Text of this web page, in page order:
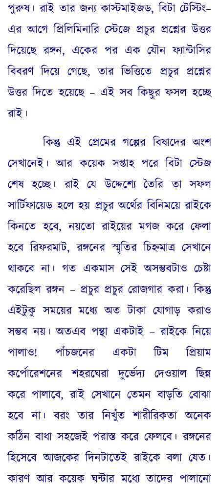
পুরুষ। রাই তার জন্য কাস্টমাইজড,বিটা টেস্টিং–
এর আগে প্রিলিমিনারি স্টেজে প্রচুর প্রশ্নের উত্তর
দিয়েছে রঙ্গন, একের পর এক যৌন ফ্যান্টাসির
বিবরণ দিয়ে গেছে,তার ভিত্তিতে প্রচুর প্রশ্নের
উত্তর দিতে হয়েছে – এই সব কিছুর ফসল হচ্ছে
রাই।
কিন্তু এই প্রেমের গল্পের বিষাদের অংশ
সেখানেই। আর কয়েক সপ্তাহ পরে বিটা স্টেজ
শেষ হচ্ছে। রাই যে উদ্দেশ্যে তৈরি তা সফল
সার্টিফায়েড হলে হয় প্রচুর অর্থের বিনিময়ে রাইকে
কিনতে হবে,নয়তো রাইয়ের মগজ করে ফেলা
হবে রিফরমাট,রঙ্গনের স্মৃতির চিহ্নমাত্র সেখানে
থাকবে না। গত একমাস সেই অসম্ভবটাও চেষ্টা
করেছিল রঙ্গন – প্রচুর প্রচুর রোজগার করা। কিন্তু
এইটুকু সময়ের মধ্যে অত টাকা যোগাড় করাও
সম্ভব নয়। অতএব পন্থা একটাই – রাইকে নিয়ে
পালাও! পাঁচজনের একটা টিম প্রিয়াম
কর্পোরেশনের শহরঘেরা দুর্ভেদ্য দেওয়াল ছিন্ন
করে পালাবে,রাই সেখানে তেমন বাড়তি বোঝা
হবে না। বরং তার নিখুঁত শারীরিকতা অনেক
কঠিন বাধা সহজেই পরাস্ত করে ফেলবে। রঙ্গনের
হিসেবে আজকের দিনটাতেই রাইকে বলা যেত।
কারণ আর কয়েক ঘন্টার মধ্যে তাদের পালানো